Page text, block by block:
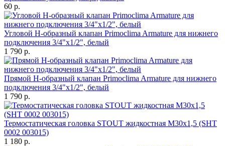
60 р.
Угловой Н-образный клапан Primoclima Armature для нижнего
подключения 3/4"х1/2", белый
1 790 р.
Прямой Н-образный клапан Primoclima Armature для нижнего
подключения 3/4"х1/2", белый
1 790 р.
Термостатическая головка STOUT жидкостная M30x1,5 (SHT
0002 003015)
1 180 р.